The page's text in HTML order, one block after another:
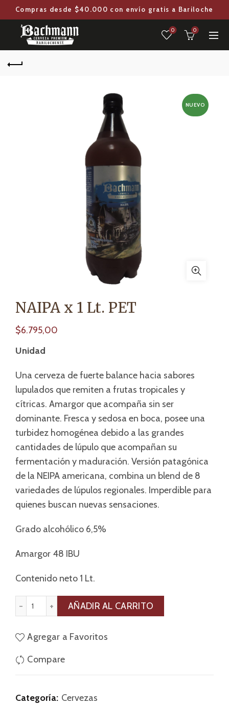
Compras desde $40.000 con envío gratis a Bariloche
0 0
NUEVO
NAIPA x 1 Lt. PET
$6.795,00
Unidad
Una cerveza de fuerte balance hacia sabores
lupulados que remiten a frutas tropicales y
cítricas. Amargor que acompaña sin ser
dominante. Fresca y sedosa en boca, posee una
turbidez homogénea debido a las grandes
cantidades de lúpulo que acompañan su
fermentación y maduración. Versión patagónica
de la NEIPA americana, combina un blend de 8
variedades de lúpulos regionales. Imperdible para
quienes buscan nuevas sensaciones.
Grado alcohólico 6,5%
Amargor 48 IBU
Contenido neto 1 Lt.
NAIPA x 1 Lt. PET cantidad
AÑADIR AL CARRITO
Agregar a Favoritos
Compare
Categoría: Cervezas